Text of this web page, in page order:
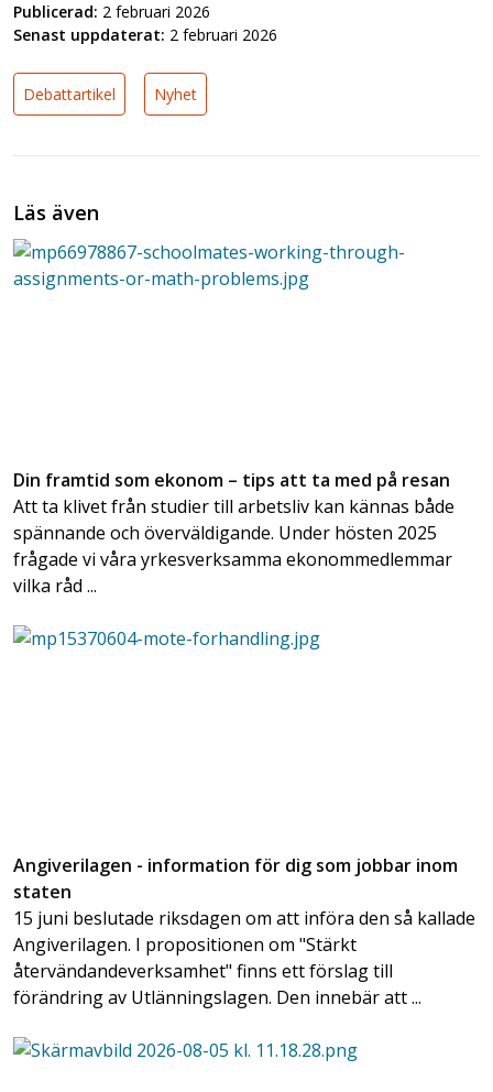
Publicerad: 2 februari 2026
Senast uppdaterat: 2 februari 2026
Debattartikel Nyhet
Läs även
Din framtid som ekonom – tips att ta med på resan
Att ta klivet från studier till arbetsliv kan kännas både
spännande och överväldigande. Under hösten 2025
frågade vi våra yrkesverksamma ekonommedlemmar
vilka råd ...
Angiverilagen - information för dig som jobbar inom
staten
15 juni beslutade riksdagen om att införa den så kallade
Angiverilagen. I propositionen om "Stärkt
återvändandeverksamhet" finns ett förslag till
förändring av Utlänningslagen. Den innebär att ...